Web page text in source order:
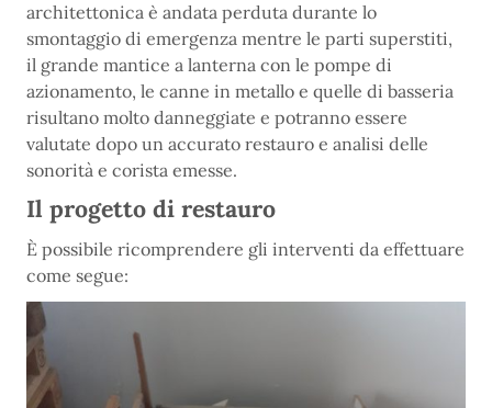
architettonica è andata perduta durante lo
smontaggio di emergenza mentre le parti superstiti,
il grande mantice a lanterna con le pompe di
azionamento, le canne in metallo e quelle di basseria
risultano molto danneggiate e potranno essere
valutate dopo un accurato restauro e analisi delle
sonorità e corista emesse.
Il progetto di restauro
È possibile ricomprendere gli interventi da effettuare
come segue: